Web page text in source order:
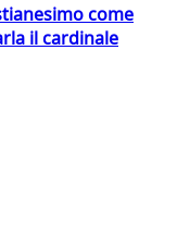
come
il cardinale